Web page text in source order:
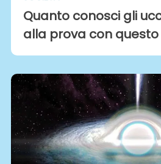
Quanto conosci gli
alla prova con questo